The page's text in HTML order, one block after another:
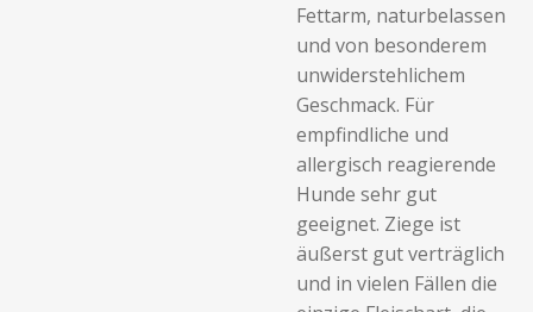
Fettarm, naturbelassen
und von besonderem
unwiderstehlichem
Geschmack. Für
empfindliche und
allergisch reagierende
Hunde sehr gut
geeignet. Ziege ist
äußerst gut verträglich
und in vielen Fällen die